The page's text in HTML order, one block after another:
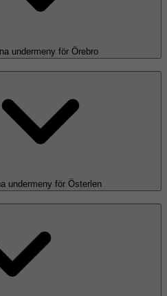
undermeny för Örebro
undermeny för Österlen